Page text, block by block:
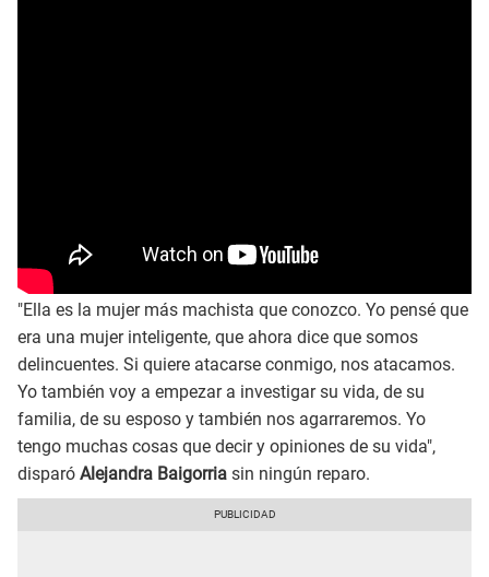
"Ella es la mujer más machista que conozco. Yo pensé que
era una mujer inteligente, que ahora dice que somos
delincuentes. Si quiere atacarse conmigo, nos atacamos.
Yo también voy a empezar a investigar su vida, de su
familia, de su esposo y también nos agarraremos. Yo
tengo muchas cosas que decir y opiniones de su vida",
disparó Alejandra Baigorria sin ningún reparo.